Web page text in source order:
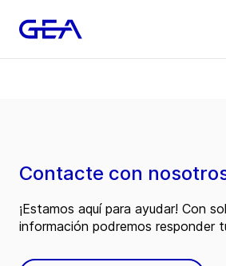
Contacte con
¡Estamos aquí para ayudar! Con
información podremos responder